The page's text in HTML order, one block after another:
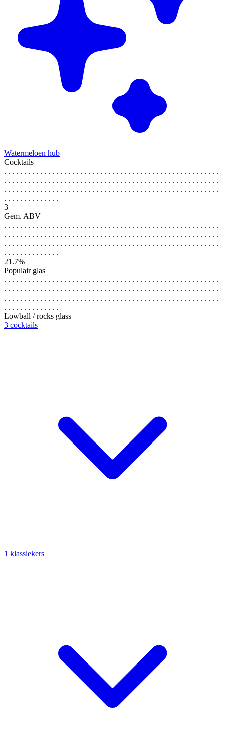
Watermeloen hub
Cocktails
. . . . . . . . . . . . . . . . . . . . . . . . . . . . . . . . . . . . . . . . . . . . . . . . . . . . . .
. . . . . . . . . . . . . . . . . . . . . . . . . . . . . . . . . . . . . . . . . . . . . . . . . . . . . .
. . . . . . . . . . . . . . . . . . . . . . . . . . . . . . . . . . . . . . . . . . . . . . . . . . . . . .
. . . . . . . . . . . . . .
3
Gem. ABV
. . . . . . . . . . . . . . . . . . . . . . . . . . . . . . . . . . . . . . . . . . . . . . . . . . . . . .
. . . . . . . . . . . . . . . . . . . . . . . . . . . . . . . . . . . . . . . . . . . . . . . . . . . . . .
. . . . . . . . . . . . . . . . . . . . . . . . . . . . . . . . . . . . . . . . . . . . . . . . . . . . . .
. . . . . . . . . . . . . .
21.7%
Populair glas
. . . . . . . . . . . . . . . . . . . . . . . . . . . . . . . . . . . . . . . . . . . . . . . . . . . . . .
. . . . . . . . . . . . . . . . . . . . . . . . . . . . . . . . . . . . . . . . . . . . . . . . . . . . . .
. . . . . . . . . . . . . . . . . . . . . . . . . . . . . . . . . . . . . . . . . . . . . . . . . . . . . .
. . . . . . . . . . . . . .
Lowball / rocks glass
3 cocktails
1 klassiekers